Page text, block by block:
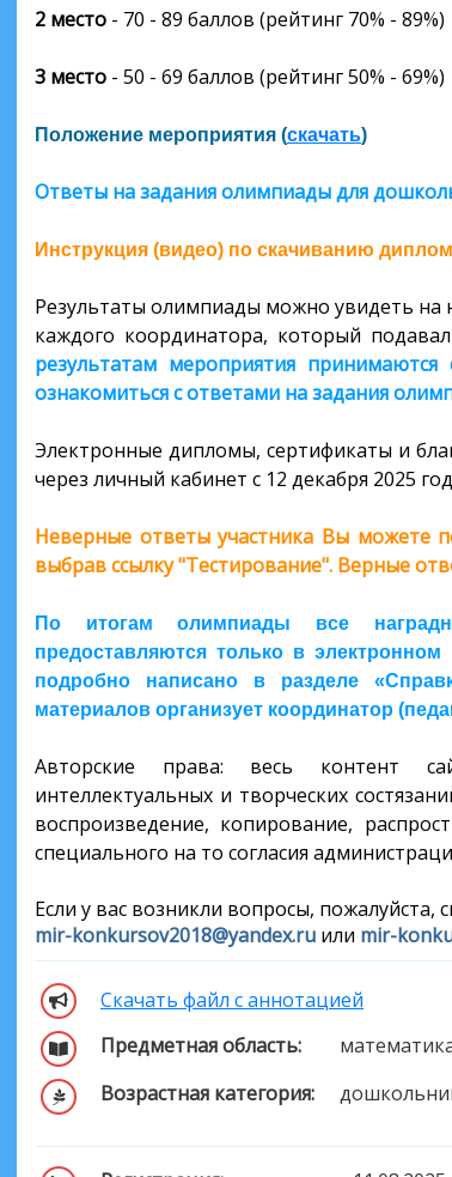
2 место - 70 - 89 баллов (рейтинг 70% - 89%)
3 место - 50 - 69 баллов (рейтинг 50% - 69%)
Положение мероприятия (скачать)
Ответы на задания олимпиады для
Инструкция (видео) по скачиванию
Результаты олимпиады можно увидеть на
каждого координатора, который
результатам мероприятия
ознакомиться с ответами на задания
Электронные дипломы, сертификаты и
через личный кабинет с 12 декабря 2025
Неверные ответы участника Вы можете
выбрав ссылку "Тестирование". Верные
По итогам олимпиады все
предоставляются только в
подробно написано в разделе
материалов организует координатор
Авторские права: весь контент
интеллектуальных и творческих
воспроизведение, копирование,
специального на то согласия
Если у вас возникли вопросы, пожалуйста,
mir-konkursov2018@yandex.ru или mir-
Скачать файл с аннотацией
Предметная область:
Возрастная категория: